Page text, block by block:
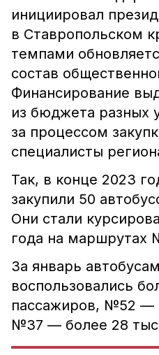
инициировал
в Ставропольском
темпами
состав
Финансирование
из бюджета разных
за процессом
специалисты
Так, в конце 2023
закупили 50
Они стали
года на
За январь
воспользовались
пассажиров, №52 —
№37 — более 28